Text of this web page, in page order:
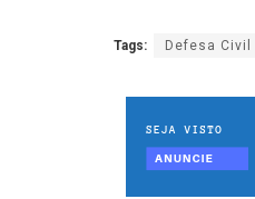
Tags: Defesa Civil